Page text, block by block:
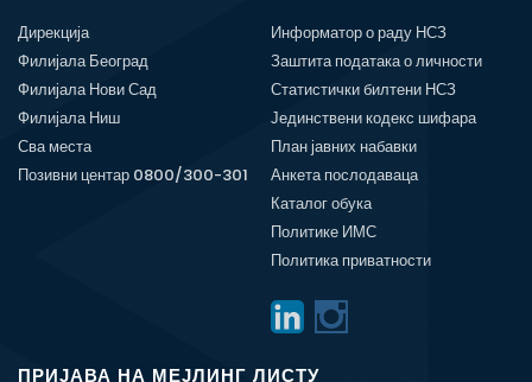
Дирекција
Филијала Београд
Филијала Нови Сад
Филијала Ниш
Сва места
Позивни центар 0800/300-301
Информатор о раду НСЗ
Заштита података о личности
Статистички билтени НСЗ
Јединствени кодекс шифара
План јавних набавки
Анкета послодаваца
Каталог обука
Политике ИМС
Политика приватности
ПРИЈАВА НА МЕЈЛИНГ ЛИСТУ